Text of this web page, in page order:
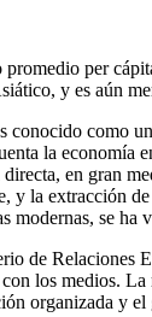
promedio per
y es aún
conocido como
la economía
directa, en gran
y la extracción
modernas, se ha
de Relaciones
los medios. La
organizada y